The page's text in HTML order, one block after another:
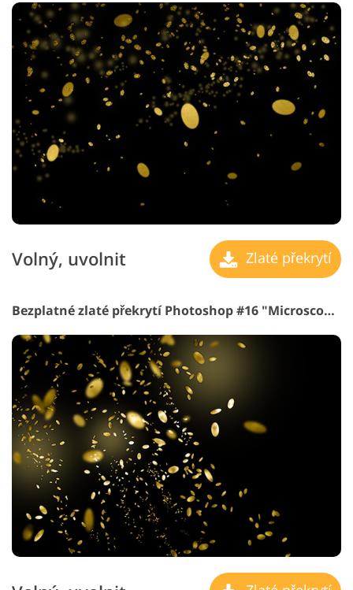
Volný, uvolnit Zlaté překrytí
Bezplatné zlaté překrytí Photoshop #16 "Microscope View"